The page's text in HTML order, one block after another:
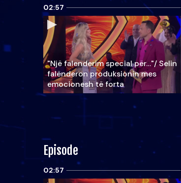
02:57
"Një falenderim special për…"/ Selin
falënderon produksionin mes
emocionesh të forta
Episode
02:57